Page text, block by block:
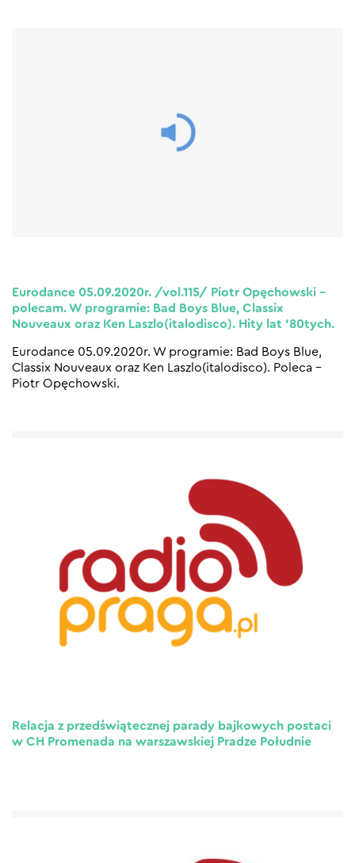
Eurodance 05.09.2020r. /vol.115/ Piotr Opęchowski –
polecam. W programie: Bad Boys Blue, Classix
Nouveaux oraz Ken Laszlo(italodisco). Hity lat ’80tych.
Eurodance 05.09.2020r. W programie: Bad Boys Blue,
Classix Nouveaux oraz Ken Laszlo(italodisco). Poleca –
Piotr Opęchowski.
Relacja z przedświątecznej parady bajkowych postaci
w CH Promenada na warszawskiej Pradze Południe